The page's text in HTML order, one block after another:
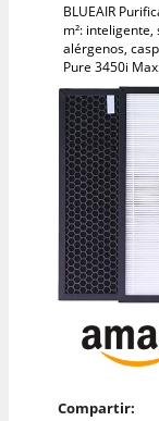
BLUEAIR
m²:
alérgenos,
Pure 3450i Max
Compartir: